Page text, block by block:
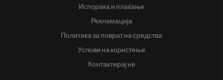
Испорака и плаќање
Рекламација
Политика за поврат на средства
Услови на користење
Контактирај не